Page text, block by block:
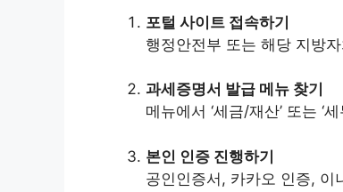
포털 사이트 접속하기
행정안전부 또는 해당 지방
과세증명서 발급 메뉴 찾기
메뉴에서 ‘세금/재산’ 또는 ‘
본인 인증 진행하기
공인인증서, 카카오 인증, 이